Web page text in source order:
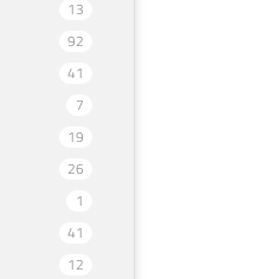
13
92
41
7
19
26
1
41
12